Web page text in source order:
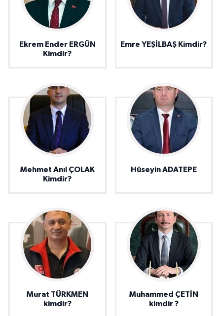
Ekrem Ender ERGÜN
Kimdir?
Emre YEŞİLBAŞ Kimdir?
Mehmet Anıl ÇOLAK
Kimdir?
Hüseyin ADATEPE
Murat TÜRKMEN
kimdir?
Muhammed ÇETİN
kimdir ?